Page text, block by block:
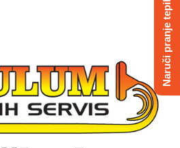
Naruči pranje tepiha